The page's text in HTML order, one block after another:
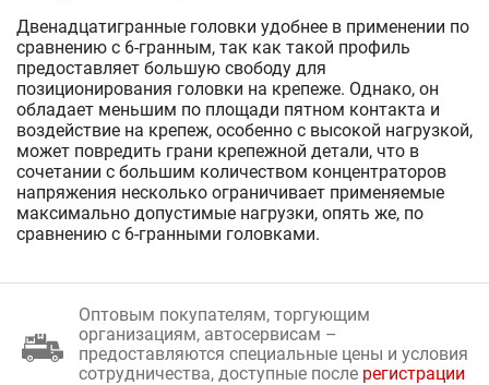
Двенадцатигранные головки удобнее в применении по
сравнению с 6-гранным, так как такой профиль
предоставляет большую свободу для
позиционирования головки на крепеже. Однако, он
обладает меньшим по площади пятном контакта и
воздействие на крепеж, особенно с высокой нагрузкой,
может повредить грани крепежной детали, что в
сочетании с большим количеством концентраторов
напряжения несколько ограничивает применяемые
максимально допустимые нагрузки, опять же, по
сравнению с 6-гранными головками.
Оптовым покупателям, торгующим
организациям, автосервисам –
предоставляются специальные цены и условия
сотрудничества, доступные после регистрации